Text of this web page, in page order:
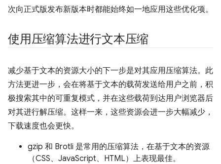
次向正式版发布新版本时都能始终如一地应用这些优化项。
使用压缩算法进行文本压缩
减少基于文本的资源大小的下一步是对其应用压缩算法。此
方法更进一步，会在将基于文本的载荷发送给用户之前，积
极搜索其中的可重复模式，并在这些载荷到达用户浏览器后
对其进行解压缩。这样一来，这些资源会进一步大幅减少，
下载速度也会更快。
gzip 和 Brotli 是常用的压缩算法，在基于文本的资源
（CSS、JavaScript、HTML）上表现最佳。